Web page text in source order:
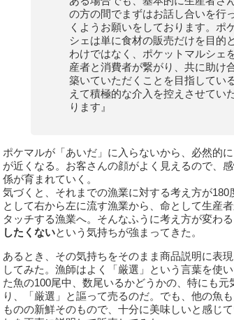
の方の間でまずはお話し合いを行
くようお願いをしております。ポ
シェは単に食材の販売だけを目的
わけではなく、ポケットマルシェ
産者と消費者が繋がり、共に助け
築いていただくことを目指してい
えて積極的な介入を控えさせてい
ります』
ポケマルが「あいだ」に入らないから、必然的
が近くなる。お客さんの顔がよく見えるので、
係が育まれていく。
気づくと、それまでの漁業に対する考え方が180
として右から左に流す漁業から、命として生産
タッチする漁業へ。そんなふうに考え方が変わる
したくないという気持ちが強まってきた。
あるとき、その気持ちをそのまま商品説明に表
してみた。漁師はよく「厳選」という言葉を使
た魚の100尾中、数尾いるかどうかの、特にも元
り、「厳選」と謳って売るのだ。でも、他の魚
ものの新鮮そのもので、十分に美味しいと感じ